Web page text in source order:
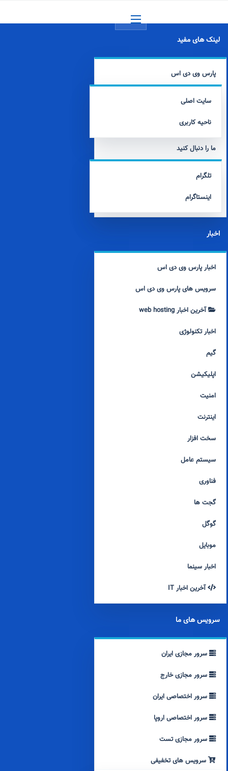
لینک های مفید
پارس وی دی اس
سایت اصلی
ناحیه کاربری
ما را دنبال کنید
تلگرام
اینستاگرام
اخبار
اخبار پارس وی دی اس
سرویس های پارس وی دی اس
آخرین اخبار web hosting
اخبار تکنولوژی
گیم
اپلیکیشن
امنیت
اینترنت
سخت افزار
سیستم عامل
فناوری
گجت ها
گوگل
موبایل
اخبار سینما
آخرین اخبار IT
سرویس های ما
سرور مجازی ایران
سرور مجازی خارج
سرور اختصاصی ایران
سرور اختصاصی اروپا
سرور مجازی تست
سرویس های تخفیفی